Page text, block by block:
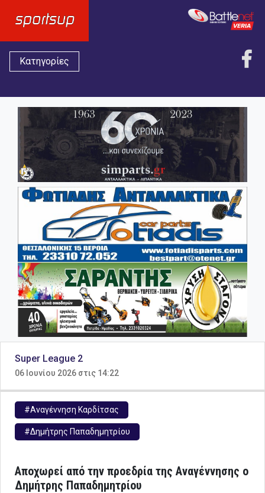
Κατηγορίες
Super League 2
06 Ιουνίου 2026 στις 14:22
#Αναγέννηση Καρδίτσας
#Δημήτρης Παπαδημητρίου
Αποχωρεί από την προεδρία της Αναγέννησης ο
Δημήτρης Παπαδημητρίου